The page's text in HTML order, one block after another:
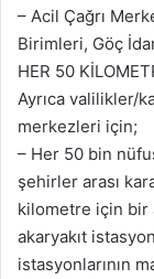
– Acil Çağrı
Birimleri, Göç
HER 50
Ayrıca valilikler/
merkezleri için;
– Her 50 bin
şehirler arası
kilometre için bir
akaryakıt
istasyonlarının